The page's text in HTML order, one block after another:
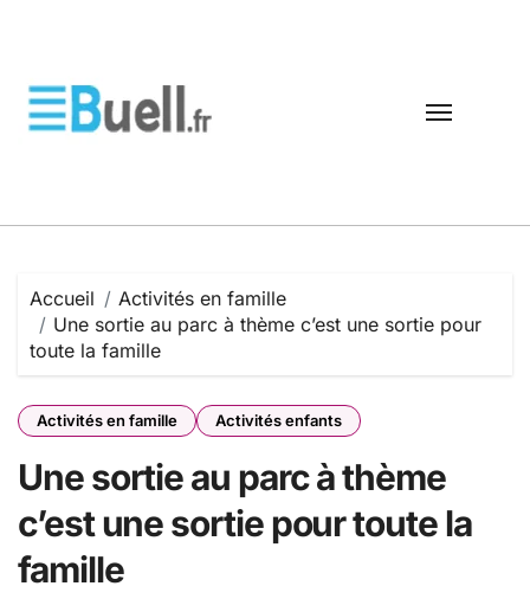
Accueil
Activités en famille
Une sortie au parc à thème c’est une sortie pour
toute la famille
Activités en famille Activités enfants
Une sortie au parc à thème
c’est une sortie pour toute la
famille